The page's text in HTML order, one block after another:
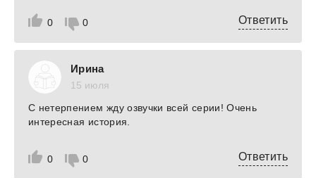
0 0 Ответить
Ирина
15 июля
0 0
С нетерпением жду озвучки всей серии! Очень
интересная история.
Ответить